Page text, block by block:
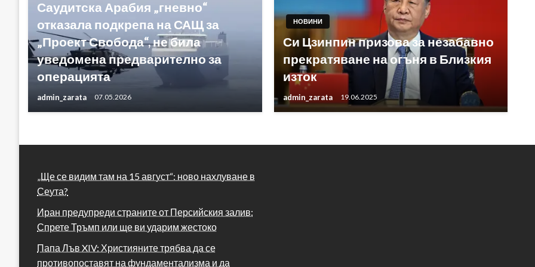
Саудитска Арабия „гневно“
отказала подкрепа на САЩ за
„Проект Свобода“, не била
уведомена предварително за
операцията
admin_zarata 07.05.2026
НОВИНИ
Си Цзинпин призова за незабавно
прекратяване на огъня в Близкия
изток
admin_zarata 19.06.2025
„Ще се видим там на 15 август“: ново нахлуване в
Сеута?
Иран предупреди страните от Персийския залив:
Спрете Тръмп или ще ви ударим жестоко
Папа Лъв XIV: Християните трябва да се
противопоставят на фундаментализма и да